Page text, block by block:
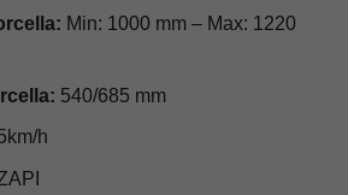
Min: 1000 mm – Max: 1220
540/685 mm
h